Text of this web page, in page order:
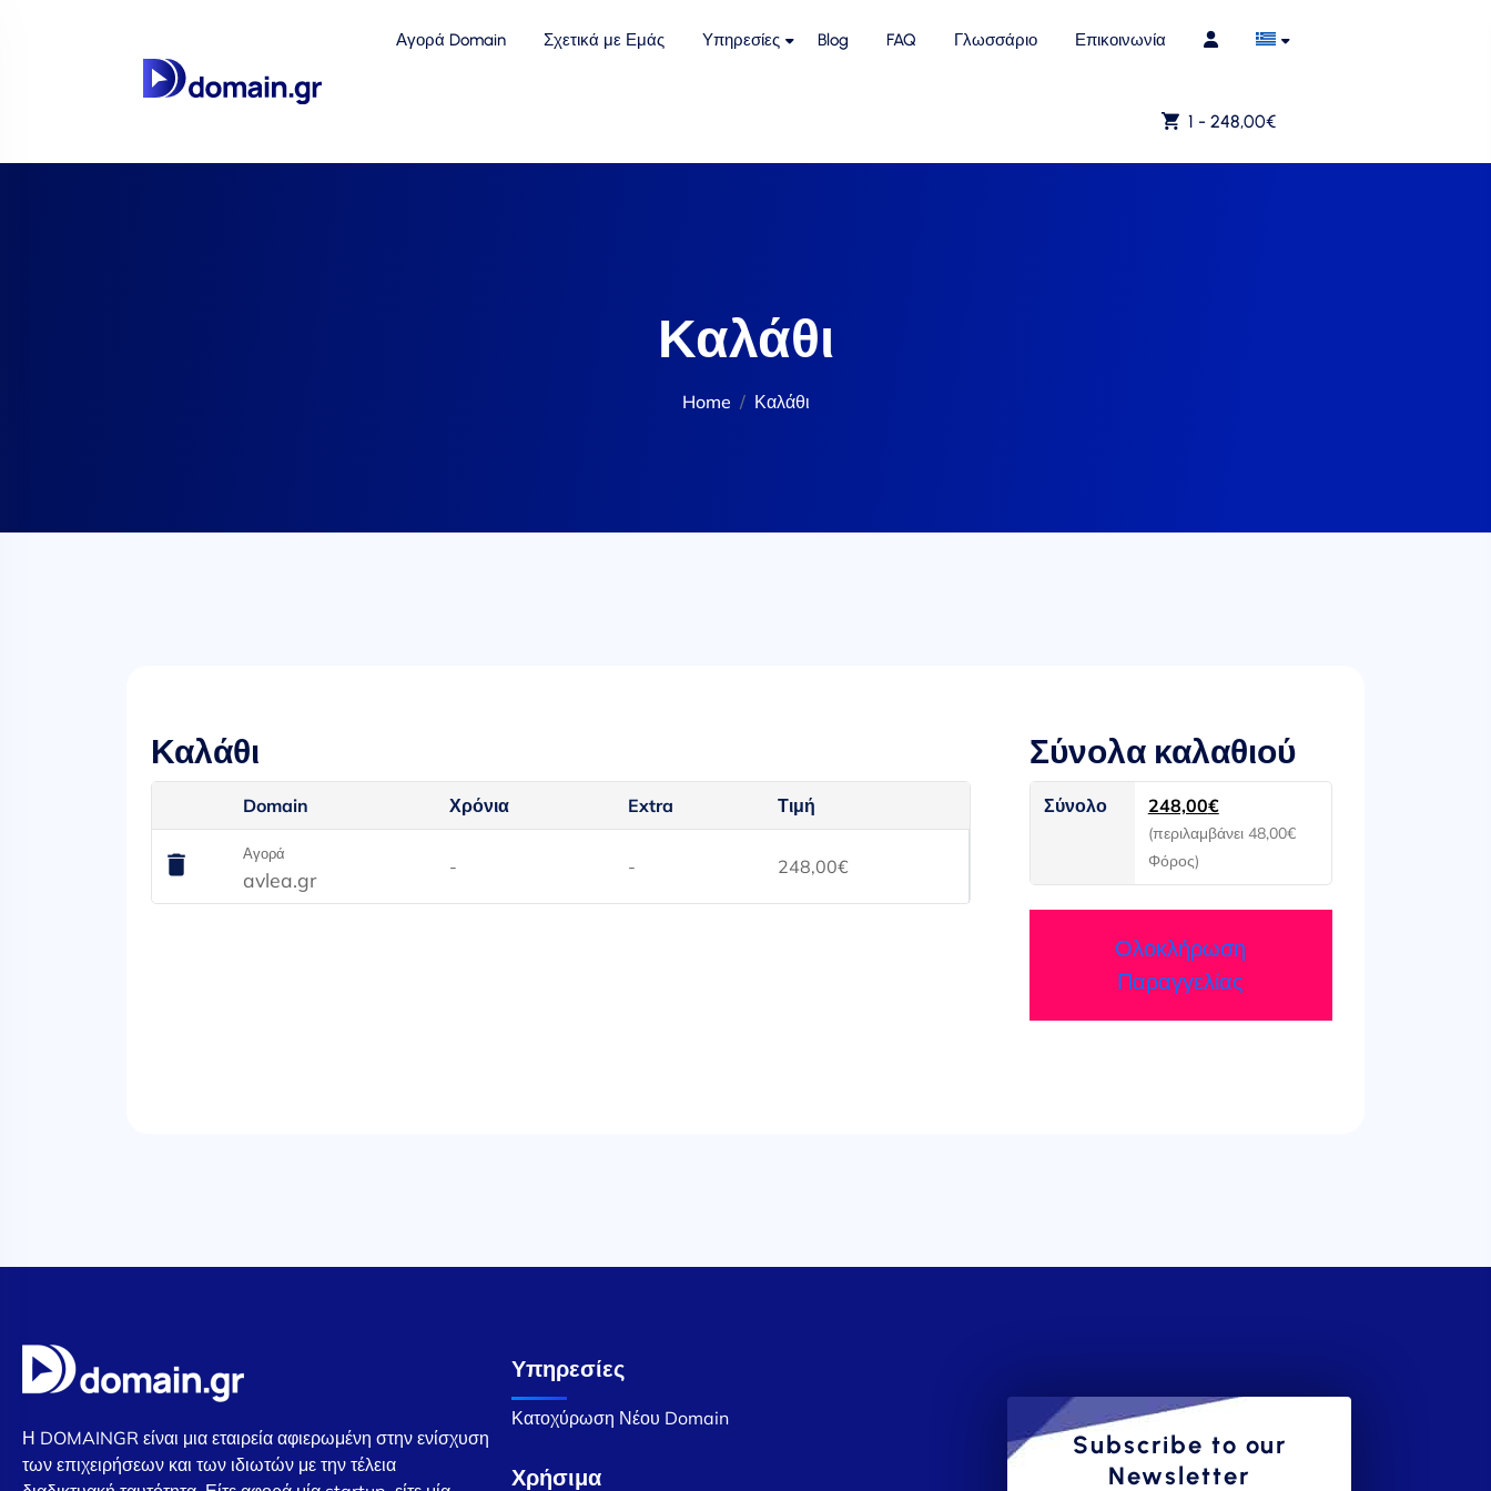
Αγορά Domain Σχετικά με Εμάς Υπηρεσίες Blog FAQ Γλωσσάριο Επικοινωνία
1 - 248,00€
Καλάθι
Home Καλάθι
Καλάθι
Domain Χρόνια Extra Τιμή
Αγορά
avlea.gr
- - 248,00€
Σύνολα καλαθιού
Σύνολο 248,00€
(περιλαμβάνει 48,00€
Φόρος)
Ολοκλήρωση
Παραγγελίας
Η DOMAINGR είναι μια εταιρεία αφιερωμένη στην ενίσχυση
των επιχειρήσεων και των ιδιωτών με την τέλεια
Υπηρεσίες
Κατοχύρωση Νέου Domain
Χρήσιμα
Subscribe to our
Newsletter